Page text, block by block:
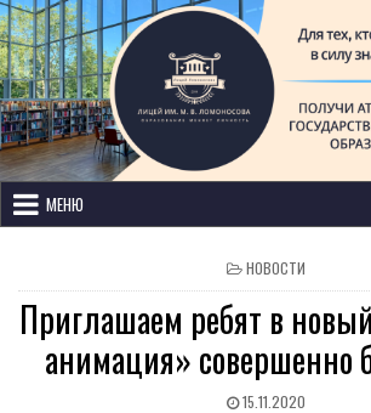
Лицей имени М. В.
с изучением иностранных языков
МЕНЮ
НОВОСТИ
Приглашаем ребят в
анимация» совершенно
15.11.2020